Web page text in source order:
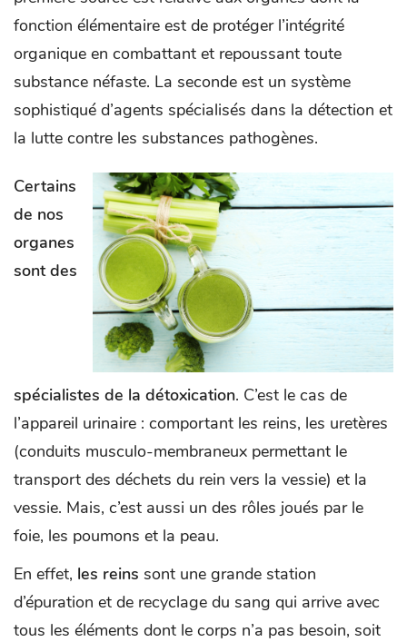
fonction élémentaire est de protéger l’intégrité
organique en combattant et repoussant toute
substance néfaste. La seconde est un système
sophistiqué d’agents spécialisés dans la détection et
la lutte contre les substances pathogènes.
Certains
de nos
organes
sont des
spécialistes de la détoxication. C’est le cas de
l’appareil urinaire : comportant les reins, les uretères
(conduits musculo-membraneux permettant le
transport des déchets du rein vers la vessie) et la
vessie. Mais, c’est aussi un des rôles joués par le
foie, les poumons et la peau.
En effet, les reins sont une grande station
d’épuration et de recyclage du sang qui arrive avec
tous les éléments dont le corps n’a pas besoin, soit